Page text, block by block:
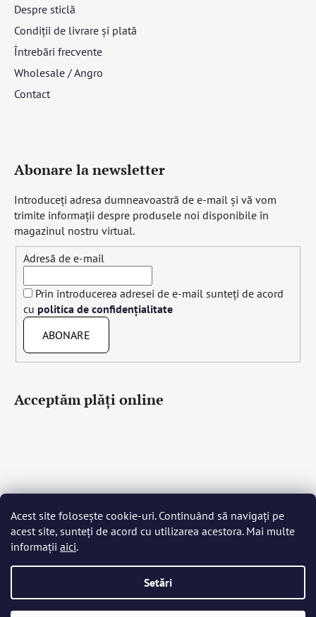
Acest site folosește cookie-uri. Continuând să navigați pe
acest site, sunteți de acord cu utilizarea acestora. Mai multe
informații aici.
Setări
Despre sticlă
Condiții de livrare și plată
Întrebări frecvente
Wholesale / Angro
Contact
Abonare la newsletter
Introduceţi adresa dumneavoastră de e-mail şi vă vom
trimite informaţii despre produsele noi disponibile în
magazinul nostru virtual.
Adresă de e-mail
Prin introducerea adresei de e-mail sunteți de acord
cu politica de confidențialitate
ABONARE
Acceptăm plăţi online
Čeština Slovenčina English Deutsch Magyar
Język polski
Română Italiano Español Français
Português
Nederlands Українська Ελληνικά Svenska Dansk